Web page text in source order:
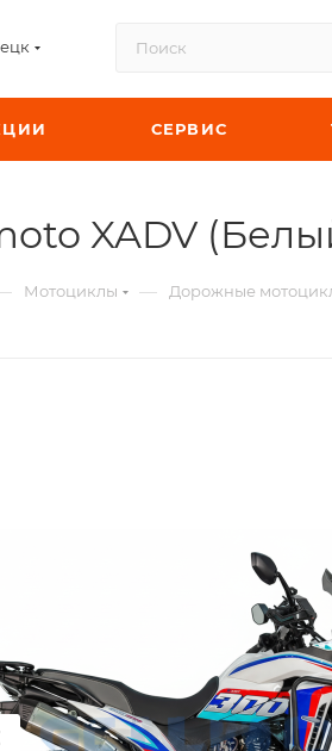
СЕРВИС
XADV
Мотоциклы — Дорожные